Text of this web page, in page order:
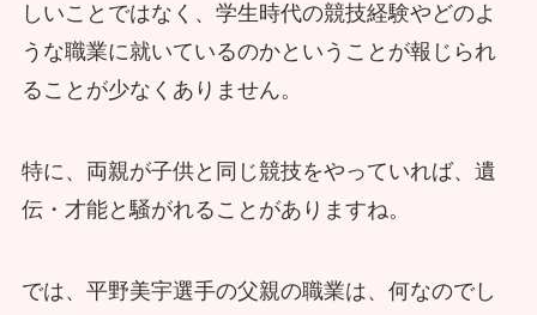
しいことではなく、学生時代の競技経験やどのよ
うな職業に就いているのかということが報じられ
ることが少なくありません。
特に、両親が子供と同じ競技をやっていれば、遺
伝・才能と騒がれることがありますね。
では、平野美宇選手の父親の職業は、何なのでし